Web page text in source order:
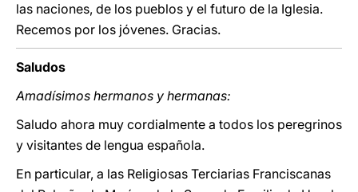
las naciones, de los pueblos y el futuro de la Iglesia.
Recemos por los jóvenes. Gracias.
Saludos
Amadísimos hermanos y hermanas:
Saludo ahora muy cordialmente a todos los peregrinos
y visitantes de lengua española.
En particular, a las Religiosas Terciarias Franciscanas